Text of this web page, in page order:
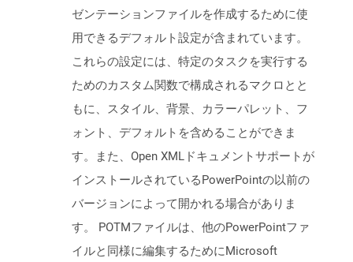
ゼンテーションファイルを作成するために使
用できるデフォルト設定が含まれています。
これらの設定には、特定のタスクを実行する
ためのカスタム関数で構成されるマクロとと
もに、スタイル、背景、カラーパレット、フ
ォント、デフォルトを含めることができま
す。また、Open XMLドキュメントサポートが
インストールされているPowerPointの以前の
バージョンによって開かれる場合がありま
す。 POTMファイルは、他のPowerPointファ
イルと同様に編集するためにMicrosoft